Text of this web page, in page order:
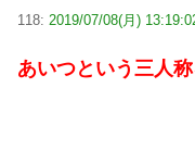
118: 2019/07/08(月)
あいつという三人